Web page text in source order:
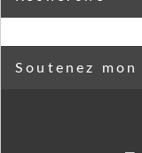
Soutenez